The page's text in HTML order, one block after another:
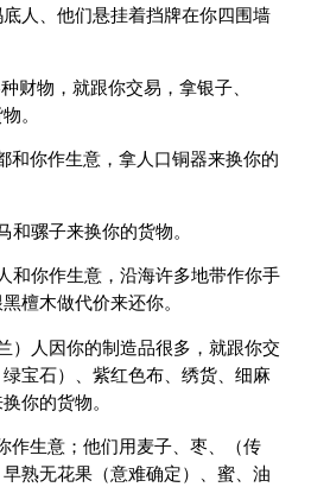
人、他们悬挂着挡牌在你四围墙
财物，就跟你交易，拿银子、
。
和你作生意，拿人口铜器来换你的
骡子来换你的货物。
和你作生意，沿海许多地带作你手
檀木做代价来还你。
）人因你的制造品很多，就跟你交
宝石）、紫红色布、绣货、细麻
你的货物。
作生意；他们用麦子、枣、（传
熟无花果（意难确定）、蜜、油